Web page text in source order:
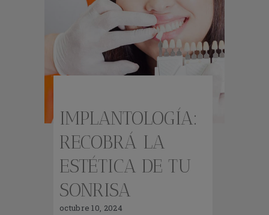
IMPLANTOLOGÍA:
RECOBRÁ LA
ESTÉTICA DE TU
SONRISA
octubre 10, 2024